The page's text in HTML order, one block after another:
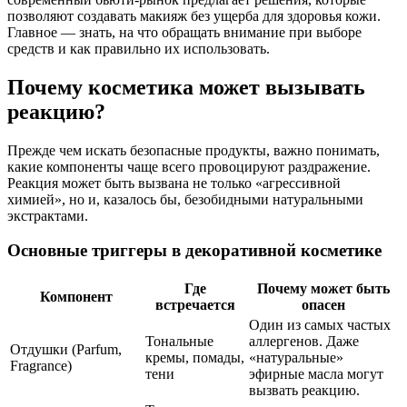
позволяют создавать макияж без ущерба для здоровья кожи.
Главное — знать, на что обращать внимание при выборе
средств и как правильно их использовать.
Почему косметика может вызывать
реакцию?
Прежде чем искать безопасные продукты, важно понимать,
какие компоненты чаще всего провоцируют раздражение.
Реакция может быть вызвана не только «агрессивной
химией», но и, казалось бы, безобидными натуральными
экстрактами.
Основные триггеры в декоративной косметике
Компонент
Где
встречается
Почему может быть
опасен
Отдушки (Parfum,
Fragrance)
Тональные
кремы, помады,
тени
Один из самых частых
аллергенов. Даже
«натуральные»
эфирные масла могут
вызвать реакцию.